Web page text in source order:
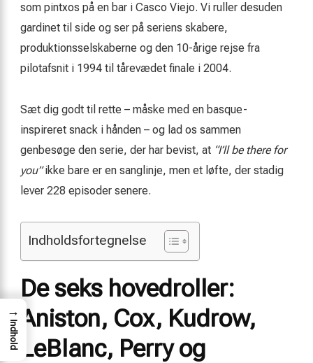
som pintxos på en bar i Casco Viejo. Vi ruller desuden
gardinet til side og ser på seriens skabere,
produktionsselskaberne og den 10-årige rejse fra
pilotafsnit i 1994 til tårevædet finale i 2004.
Sæt dig godt til rette – måske med en basque-
inspireret snack i hånden – og lad os sammen
genbesøge den serie, der har bevist, at “I’ll be there for
you”ikke bare er en sanglinje, men et løfte, der stadig
lever 228 episoder senere.
Indholdsfortegnelse
De seks hovedroller:
Aniston, Cox, Kudrow,
LeBlanc, Perry og
→
Indhold